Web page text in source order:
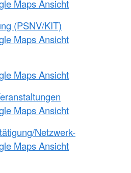
Maps Ansicht
(PSNV/KIT)
Maps Ansicht
Maps Ansicht
Maps Ansicht
Netzwerk-
Maps Ansicht